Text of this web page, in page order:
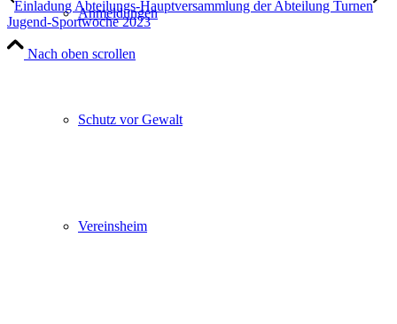
Anmeldungen
Schutz vor Gewalt
Vereinsheim
Einladung Abteilungs-Hauptversammlung der Abteilung Turnen
Jugend-Sportwoche 2023
Nach oben scrollen